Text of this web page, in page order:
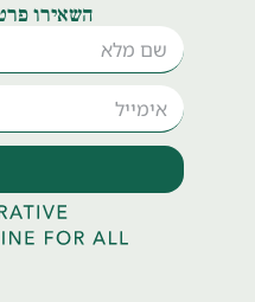
השאירו